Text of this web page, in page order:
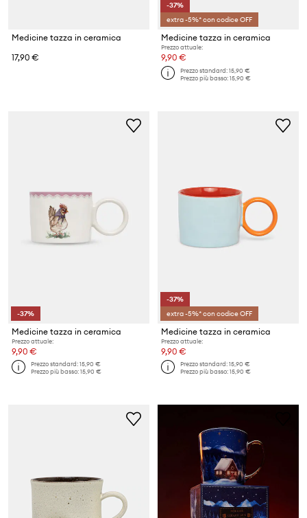
Medicine tazza in ceramica
17,90 €
-37%
extra -5%* con codice OFF
Medicine tazza in ceramica
Prezzo attuale:
9,90 €
Prezzo standard:15,90 €
Prezzo più basso:15,90 €
-37%
Medicine tazza in ceramica
Prezzo attuale:
9,90 €
Prezzo standard:15,90 €
Prezzo più basso:15,90 €
-37%
extra -5%* con codice OFF
Medicine tazza in ceramica
Prezzo attuale:
9,90 €
Prezzo standard:15,90 €
Prezzo più basso:15,90 €